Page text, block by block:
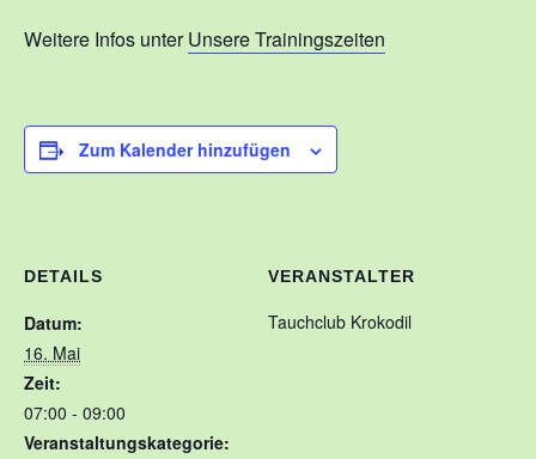
Training
Schnuppertauchen
Links
Weitere Infos unterUnsere Trainingszeiten
Zum Kalender hinzufügen
DETAILS
Datum:
16. Mai
Zeit:
07:00 - 09:00
Veranstaltungskategorie:
VERANSTALTER
Tauchclub Krokodil